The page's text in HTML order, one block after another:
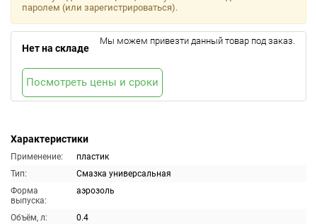
Характеристики
Применение:
пластик
Тип:
Смазка универсальная
Форма
выпуска:
аэрозоль
Объём, л:
0.4
паролем (или зарегистрироваться).
Нет на складе
Мы можем привезти данный товар под заказ.
Посмотреть цены и сроки